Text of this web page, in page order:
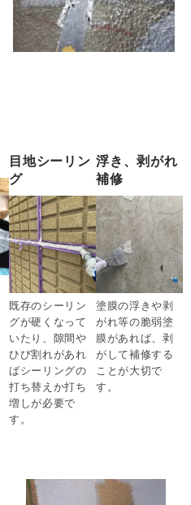
目地シーリン
グ
既存のシーリン
グが硬くなって
いたり、隙間や
ひび割れがあれ
ばシーリングの
打ち替えか打ち
増しが必要で
す。
浮き、剥がれ
補修
塗膜の浮きや剥
がれ等の脆弱塗
膜があれば、剥
がして補修する
ことが大切で
す。